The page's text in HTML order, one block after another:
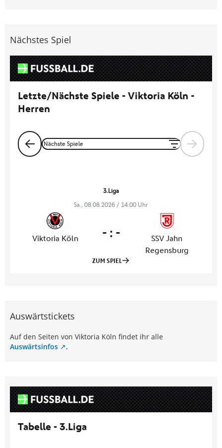
Nächstes Spiel
Auswärtstickets
Auf den Seiten von Viktoria Köln findet ihr alle
Auswärtsinfos
.